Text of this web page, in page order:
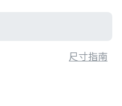
尺寸指南